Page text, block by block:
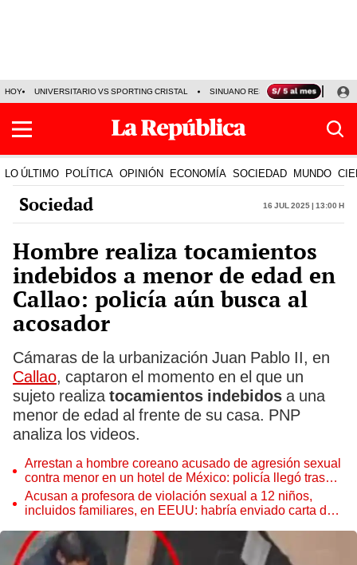
HOY UNIVERSITARIO VS SPORTING CRISTAL SINUANO RESULTADOS HOY
LO ÚLTIMO POLÍTICA OPINIÓN ECONOMÍA SOCIEDAD MUNDO
Sociedad 16 Jul 2025 | 13:00 h
Hombre realiza tocamientos
indebidos a menor de edad en
Callao: policía aún busca al
acosador
Cámaras de la urbanización Juan Pablo II, en
Callao, captaron el momento en el que un
sujeto realiza tocamientos indebidos a una
menor de edad al frente de su casa. PNP
analiza los videos.
Arrestan a hombre coreano acusado de agresión sexual
contra menor en un hotel de México: policía llegó tras
llamada anónima
Acusan a profesora de violación sexual a 12 niños,
incluidos familiares, en EEUU: habría enviado carta de